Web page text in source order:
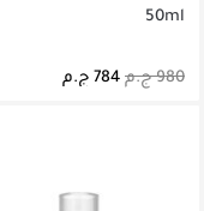
50ml